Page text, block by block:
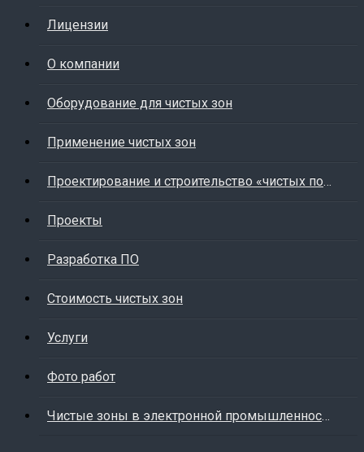
Лицензии
О компании
Оборудование для чистых зон
Применение чистых зон
Проектирование и строительство «чистых помещений»
Проекты
Разработка ПО
Стоимость чистых зон
Услуги
Фото работ
Чистые зоны в электронной промышленности